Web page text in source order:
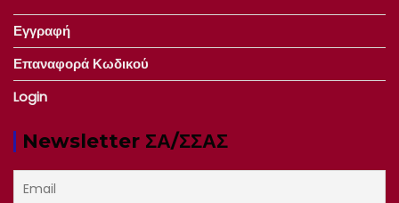
Εγγραφή
Επαναφορά Κωδικού
Login
Newsletter ΣΑ/ΣΣΑΣ